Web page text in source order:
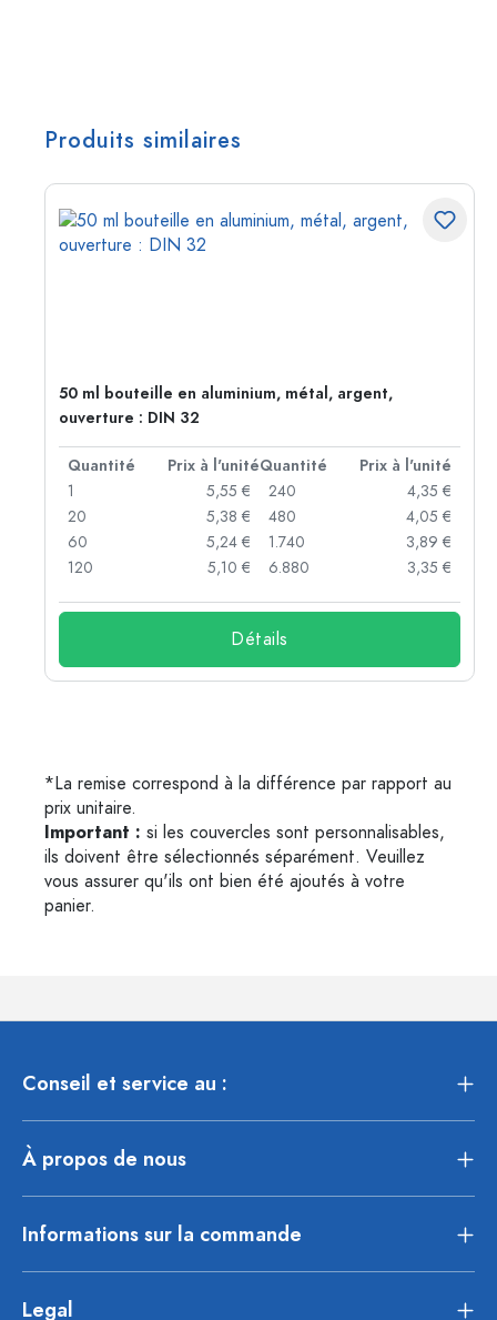
Produits similaires
50 ml bouteille en aluminium, métal, argent,
ouverture : DIN 32
Quantité Prix à l'unitéQuantité
Prix à l'unité
1
5,55 €
20
5,38 €
60
5,24 €
120
5,10 €
240
4,35 €
480
4,05 €
1.740
3,89 €
6.880
3,35 €
Détails
*La remise correspond à la différence par rapport au
prix unitaire.
Important : si les couvercles sont personnalisables,
ils doivent être sélectionnés séparément. Veuillez
vous assurer qu'ils ont bien été ajoutés à votre
panier.
Conseil et service au :
À propos de nous
Informations sur la commande
Legal